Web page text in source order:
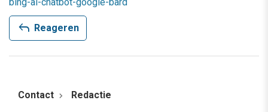
reply Reageren
Contact Redactie